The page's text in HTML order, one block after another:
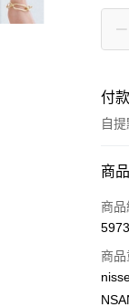
付
自
付
信
商
商
商